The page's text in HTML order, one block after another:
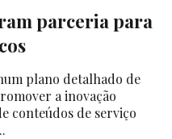
parceria para
plano detalhado de
a inovação
conteúdos de serviço